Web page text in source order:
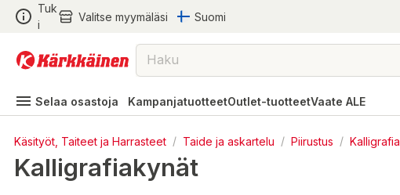
Tuk
i
Valitse myymäläsi Suomi
Selaa osastoja KampanjatuotteetOutlet-tuotteetVaate ALE
Käsityöt, Taiteet ja Harrasteet / Taide ja askartelu / Piirustus / Kalligrafia
Kalligrafiakynät